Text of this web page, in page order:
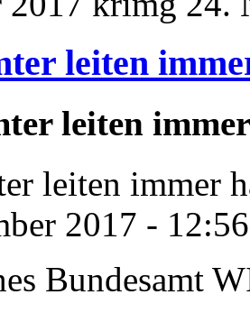
leiten
leiten
leiten immer
2017 - 12:56
Bundesamt